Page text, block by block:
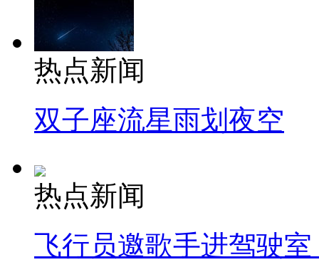
热点新闻
双子座流星雨划夜空
热点新闻
飞行员邀歌手进驾驶